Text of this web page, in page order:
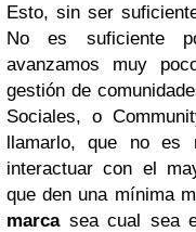
Esto, sin ser
No es suficiente
avanzamos muy
gestión de
Sociales, o
llamarlo, que no es
interactuar con el
que den una mínima
marcasea cual sea